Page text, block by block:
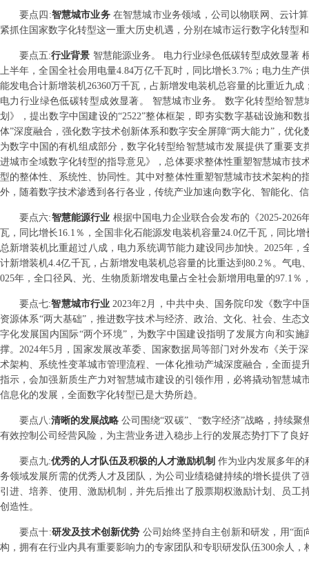
要点 四 :智慧城市业务 在智慧城市业务领域，公司以物联网、云计
紧抓住国家数字化转型这一重大历史机遇，分别在城市运行数字化转型
要点五:行业背景 智慧能源业务。 电力行业绿色低碳转型成效显著
上半年，全国全社会用电量4.84万亿千瓦时，同比增长3.7%；电力生产
能发电合计新增装机26360万千瓦，占新增发电装机总容量的比重近九
电力行业绿色低碳转型成效显著。 智慧城市业务。 数字化转型给智
划》，提出数字中国建设的“2522”整体框架，即夯实数字基础设施和
体”深度融合，强化数字技术创新体系和数字安全屏障“两大能力”，优
为数字中国的有机组成部分，数字化转型给智慧城市发展提供了重要
进城市全域数字化转型的指导意见》，总体要求整体性重塑智慧城市
型的整体性、系统性、协同性。其中对整体性重塑智慧城市技术架构
外，随着数字技术渗透到各行各业，传统产业加速向数字化、智能化、
要点六:智慧能源行业 根据中国电力企业联合会发布的《2025-
瓦，同比增长16.1％，全国非化石能源发电装机容量24.0亿千瓦，同比
总新增装机比重超过八成，电力系统调节能力建设同步加快。2025年
计新增装机4.4亿千瓦，占新增发电装机总容量的比重达到80.2％。气
025年，全口径风、光、生物质新增发电量占全社会新增用电量的97.1％
要点七:智慧城市行业2023年2月，中共中央、国务院印发《数字中
资源体系“两大基础”，推进数字技术与经济、政治、文化、社会、生
字化发展国内国际“两个环境”，为数字中国建设指明了发展方向和实
撑。2024年5月，国家发展改革委、国家数据局等部门对外发布《关于
术架构、系统性变革城市管理流程、一体化推动产城深度融合，全面
指示，会加强新质生产力对智慧城市建设的引领作用，必将撬动智慧
信息化的发展，全面数字化转型已是大势所趋。
要点 八 :清晰的发展战略公司围绕“双碳”、“数字经济”战略，持续
有效控制公司经营风险，为主营业务进入稳步上行的发展态势打下了良
要点九:优秀的人才队伍及积极的人才激励机制 作为业内发展多年的
务领域发展所需的优秀人才及团队，为公司业绩稳健持续的增长提供
引进、培养、使用、激励机制，并先后推出了股票期权激励计划、员
创造性。
要点十:研发及技术创新优势 公司始终坚持自主创新和研发，用“
构，拥有在行业内具有重要影响力的专家团队和专职研发队伍300余人